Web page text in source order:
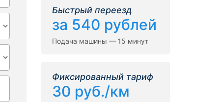
Быстрый переезд
за 540 рублей
Подача машины — 15 минут
Фиксированный тариф
30 руб./км